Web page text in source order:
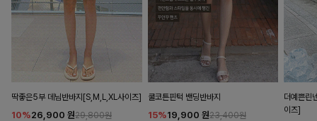
딱좋은5부 데님반바지[S,M,L,XL사이즈]
10%26,900 원29,800원
쿨코튼핀턱 밴딩반바지
15%19,900 원23,400원
더예쁜린
이즈]